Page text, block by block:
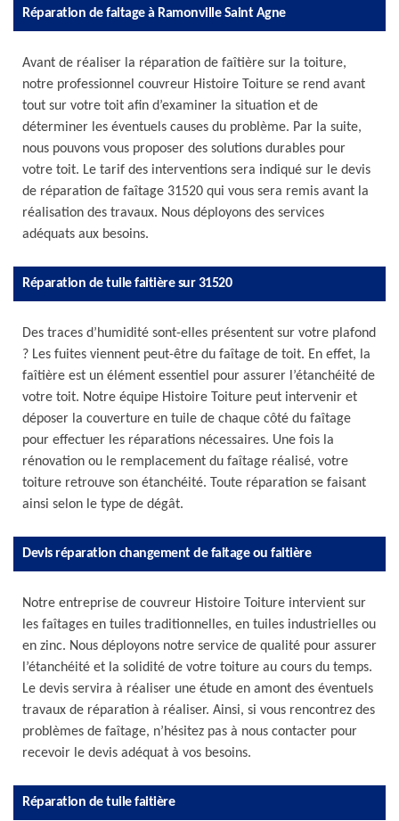
Réparation de faitage à Ramonville Saint Agne
Avant de réaliser la réparation de faîtière sur la toiture,
notre professionnel couvreur Histoire Toiture se rend avant
tout sur votre toit afin d’examiner la situation et de
déterminer les éventuels causes du problème. Par la suite,
nous pouvons vous proposer des solutions durables pour
votre toit. Le tarif des interventions sera indiqué sur le devis
de réparation de faîtage 31520 qui vous sera remis avant la
réalisation des travaux. Nous déployons des services
adéquats aux besoins.
Réparation de tuile faitière sur 31520
Des traces d’humidité sont-elles présentent sur votre plafond
? Les fuites viennent peut-être du faîtage de toit. En effet, la
faîtière est un élément essentiel pour assurer l’étanchéité de
votre toit. Notre équipe Histoire Toiture peut intervenir et
déposer la couverture en tuile de chaque côté du faîtage
pour effectuer les réparations nécessaires. Une fois la
rénovation ou le remplacement du faîtage réalisé, votre
toiture retrouve son étanchéité. Toute réparation se faisant
ainsi selon le type de dégât.
Devis réparation changement de faitage ou faitière
Notre entreprise de couvreur Histoire Toiture intervient sur
les faîtages en tuiles traditionnelles, en tuiles industrielles ou
en zinc. Nous déployons notre service de qualité pour assurer
l’étanchéité et la solidité de votre toiture au cours du temps.
Le devis servira à réaliser une étude en amont des éventuels
travaux de réparation à réaliser. Ainsi, si vous rencontrez des
problèmes de faîtage, n’hésitez pas à nous contacter pour
recevoir le devis adéquat à vos besoins.
Réparation de tuile faitière